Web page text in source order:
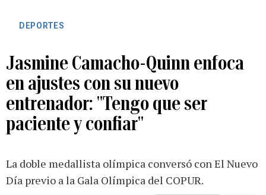
DEPORTES
Jasmine Camacho-Quinn enfoca
en ajustes con su nuevo
entrenador: "Tengo que ser
paciente y confiar"
La doble medallista olímpica conversó con El Nuevo
Día previo a la Gala Olímpica del COPUR.